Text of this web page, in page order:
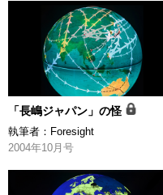
「長嶋ジャパン」の怪
執筆者： Foresight
2004年10月号